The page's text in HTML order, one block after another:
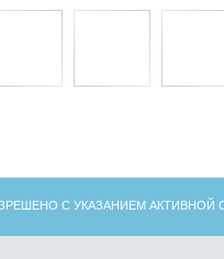
С УКАЗАНИЕМ АКТИВНОЙ